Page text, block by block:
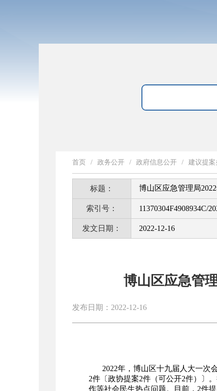
首页 / 政务公开 / 政府信息公开 / 建议提案
标题： 博山区应急管理局
索引号： 11370304F4908934C/
发文日期： 2022-12-16
博山区应急管
发布日期：2022-12-16
2022年，博山区十九届人大一次
2件〔政协提案2件（可公开2件）〕
作等社会民生热点问题。目前，2件